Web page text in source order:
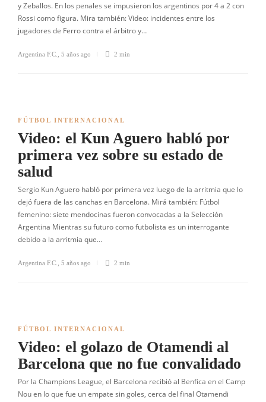
y Zeballos. En los penales se impusieron los argentinos por 4 a 2 con
Rossi como figura. Mira también: Video: incidentes entre los
jugadores de Ferro contra el árbitro y…
Argentina F.C. 5 años ago 2 min
FÚTBOL INTERNACIONAL
Video: el Kun Aguero habló por
primera vez sobre su estado de
salud
Sergio Kun Aguero habló por primera vez luego de la arritmia que lo
dejó fuera de las canchas en Barcelona. Mirá también: Fútbol
femenino: siete mendocinas fueron convocadas a la Selección
Argentina Mientras su futuro como futbolista es un interrogante
debido a la arritmia que…
Argentina F.C. 5 años ago 2 min
FÚTBOL INTERNACIONAL
Video: el golazo de Otamendi al
Barcelona que no fue convalidado
Por la Champions League, el Barcelona recibió al Benfica en el Camp
Nou en lo que fue un empate sin goles, cerca del final Otamendi